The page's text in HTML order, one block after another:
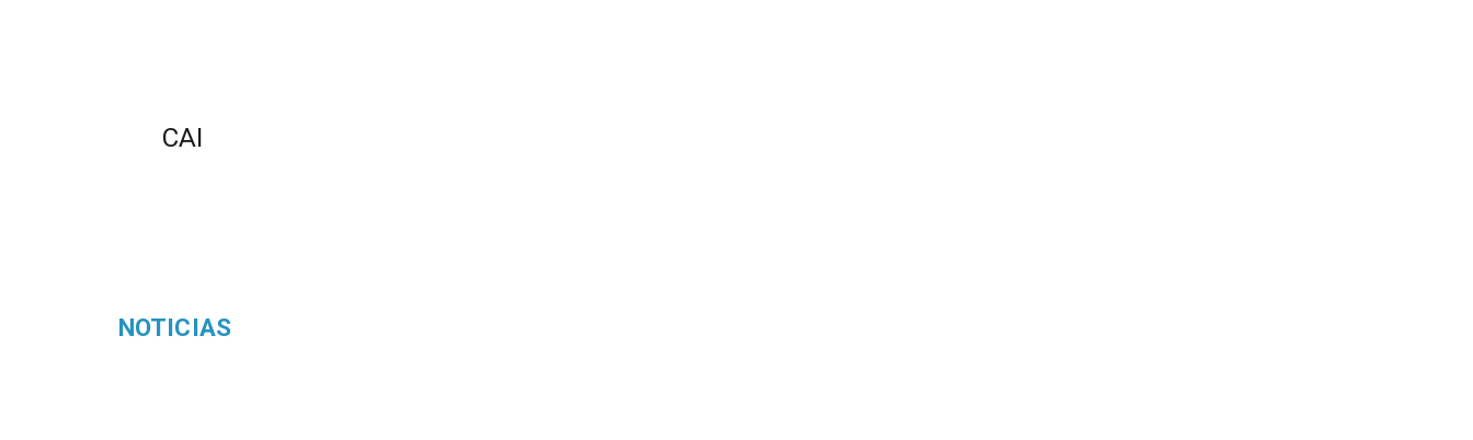
CAI
NOTICIAS